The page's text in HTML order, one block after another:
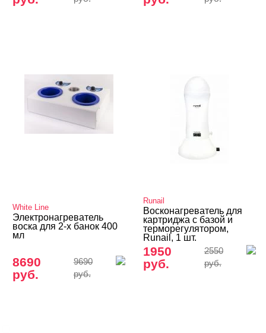
Подставки для педикюра
Сменные лампочки, ванночки, мешки
Стерилизаторы, крафт-пакеты
Товары со скидкой
Учебные пособия, журналы
БРЕНДЫ
White Line
Электронагреватель
воска для 2-х банок 400
мл
8690
руб.
9690
руб.
Runail
Восконагреватель для
картриджа с базой и
терморегулятором,
Runail, 1 шт.
1950
руб.
2550
руб.